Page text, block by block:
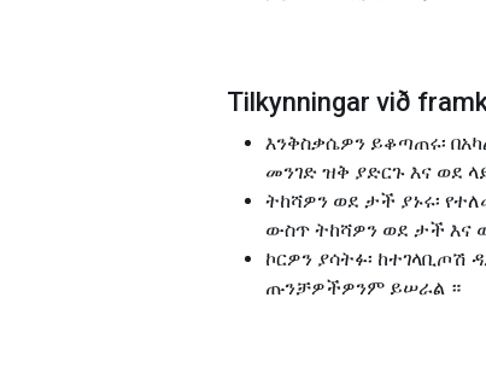
Tilkynningar við
እንቅስቃሴዎን ይቆጣጠሩ፡
መንገድ ዝቅ ያድርጉ እና ወደ
ትከሻዎን ወደ ታች ያኑሩ፡
ውስጥ ትከሻዎን ወደ ታች እና
ኮርዎን ያሳትፉ፡
ጡንቻዎችዎንም ይሠራል ።